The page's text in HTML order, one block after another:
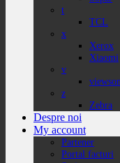
t
TCL
x
Xerox
Xiaomi
v
z
Zebra
Despre noi
My account
Partener
Portal facturi